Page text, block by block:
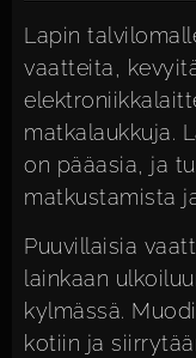
Lapin
vaatteita,
matkalaukkuja.
on pääasia, ja
matkustamista
Puuvillaisia
lainkaan
kylmässä.
kotiin ja